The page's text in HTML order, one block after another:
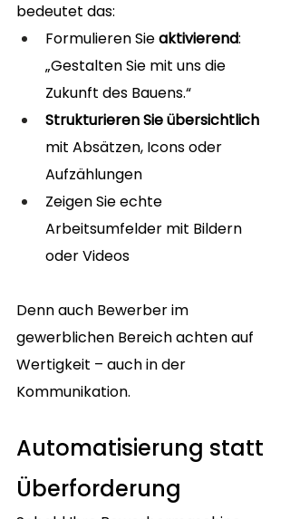
bedeutet das:
Formulieren Sie aktivierend:
„Gestalten Sie mit uns die
Zukunft des Bauens.“
Strukturieren Sie übersichtlich
mit Absätzen, Icons oder
Aufzählungen
Zeigen Sie echte
Arbeitsumfelder mit Bildern
oder Videos
Denn auch Bewerber im
gewerblichen Bereich achten auf
Wertigkeit – auch in der
Kommunikation.
Automatisierung statt
Überforderung